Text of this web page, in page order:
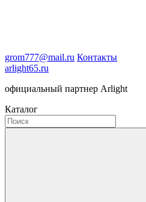
grom777@mail.ru Контакты
arlight65.ru
официальный партнер Arlight
Каталог